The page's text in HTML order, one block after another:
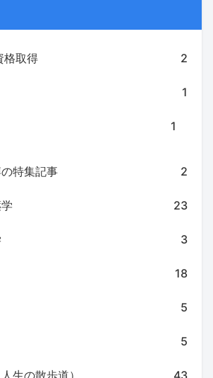
格取得 2
1
1
特集記事 2
23
3
18
5
5
生の散歩道） 43